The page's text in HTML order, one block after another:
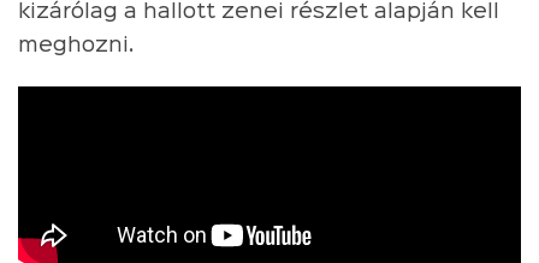
kizárólag a hallott zenei részlet alapján kell
meghozni.